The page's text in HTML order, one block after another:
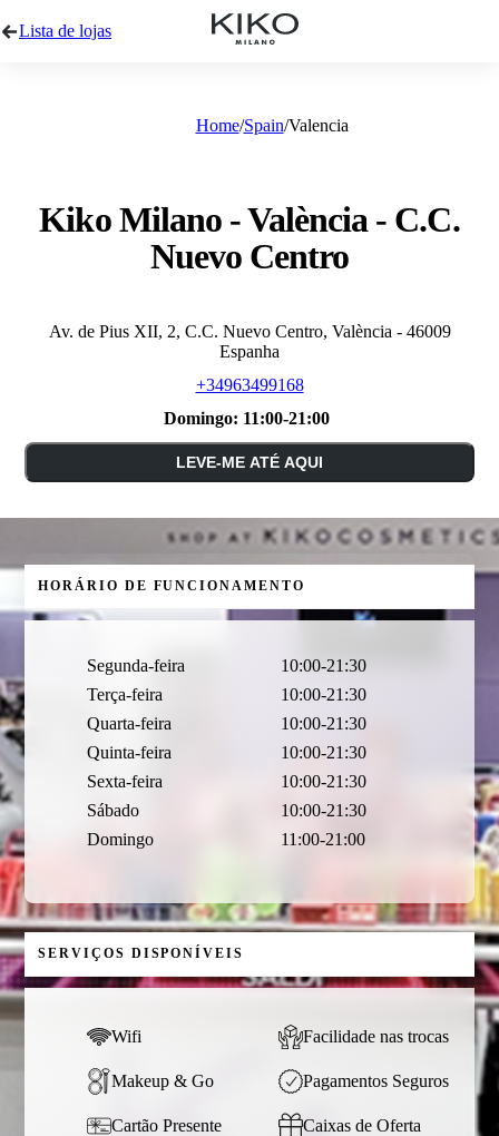
Lista de lojas
Home Spain Valencia
Kiko Milano - València - C.C.
Nuevo Centro
Av. de Pius XII, 2, C.C. Nuevo Centro, València - 46009
Espanha
+34963499168
Domingo: 11:00-21:00
LEVE-ME ATÉ AQUI
HORÁRIO DE FUNCIONAMENTO
Segunda-feira
10:00-21:30
Terça-feira
10:00-21:30
Quarta-feira
10:00-21:30
Quinta-feira
10:00-21:30
Sexta-feira
10:00-21:30
Sábado
10:00-21:30
Domingo
11:00-21:00
SERVIÇOS DISPONÍVEIS
Wifi Facilidade nas trocas
Makeup & Go Pagamentos Seguros
Cartão Presente Caixas de Oferta